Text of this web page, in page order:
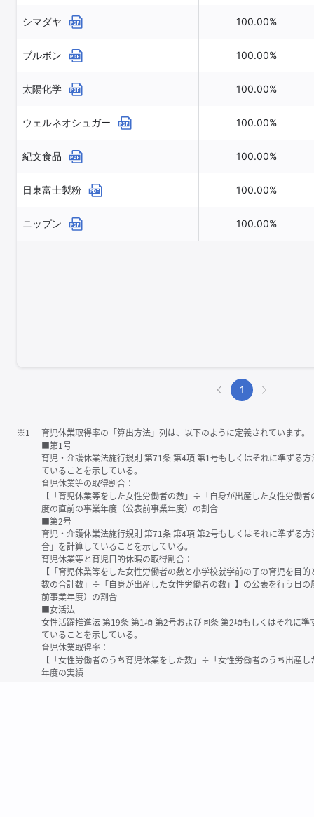
シマダヤ 100.00%
ブルボン 100.00%
太陽化学 100.00%
ウェルネオシュガー 100.00%
紀文食品 100.00%
日東富士製粉 100.00%
ニップン 100.00%
1
※1
育児休業取得率の「算出方法」列は、以下のように定義されています。
■第1号
育児・介護休業法施行規則 第71条 第4項 第1号もしくはそれに準ずる
ていることを示している。
育児休業等の取得割合：
【「育児休業等をした女性労働者の数」÷「自身が出産した女性労働
度の直前の事業年度（公表前事業年度）の割合
■第2号
育児・介護休業法施行規則 第71条 第4項 第2号もしくはそれに準ずる
合」を計算していることを示している。
育児休業等と育児目的休暇の取得割合：
【「育児休業等をした女性労働者の数と小学校就学前の子の育児を目
数の合計数」÷「自身が出産した女性労働者の数」】の公表を行う日
前事業年度）の割合
■女活法
女性活躍推進法 第19条 第1項 第2号および同条 第2項もしくはそれに
ていることを示している。
育児休業取得率：
【「女性労働者のうち育児休業をした数」÷「女性労働者のうち出産
年度の実績